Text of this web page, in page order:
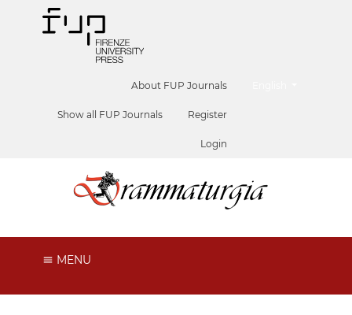
About FUP Journals
Show all FUP Journals Register
Login
MENU